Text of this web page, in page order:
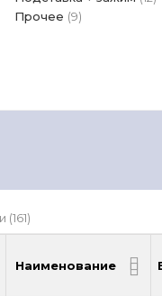
Прочее (9)
(161)
Наименование
Наименование